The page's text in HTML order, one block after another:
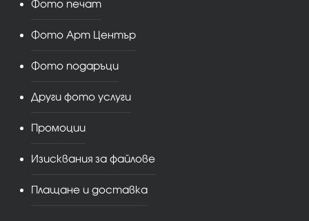
Фото печат
Фото Арт Център
Фото подаръци
Други фото услуги
Промоции
Изисквания за файлове
Плащане и доставка